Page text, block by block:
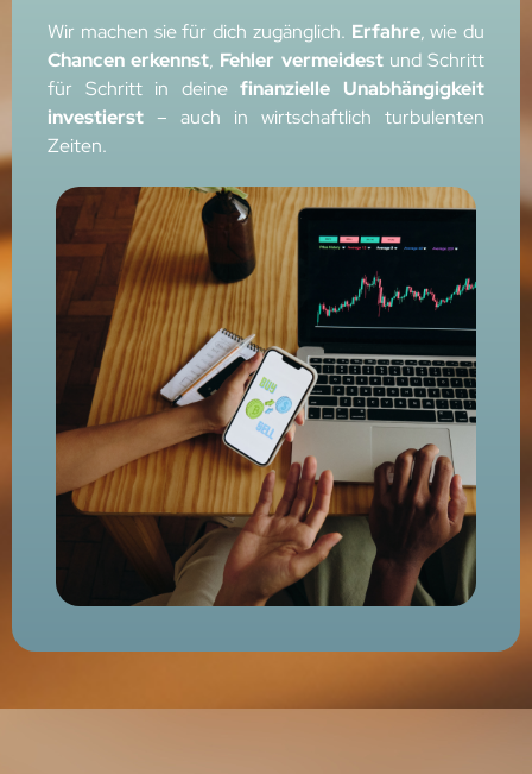
Wir machen sie für dich zugänglich. Erfahre, wie du
Chancen erkennst, Fehler vermeidestund Schritt
für Schritt in deinefinanzielle Unabhängigkeit
investierst – auch in wirtschaftlich turbulenten
Zeiten.